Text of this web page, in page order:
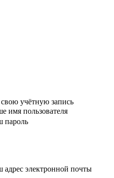
учётную запись
имя пользователя
пароль
адрес электронной почты